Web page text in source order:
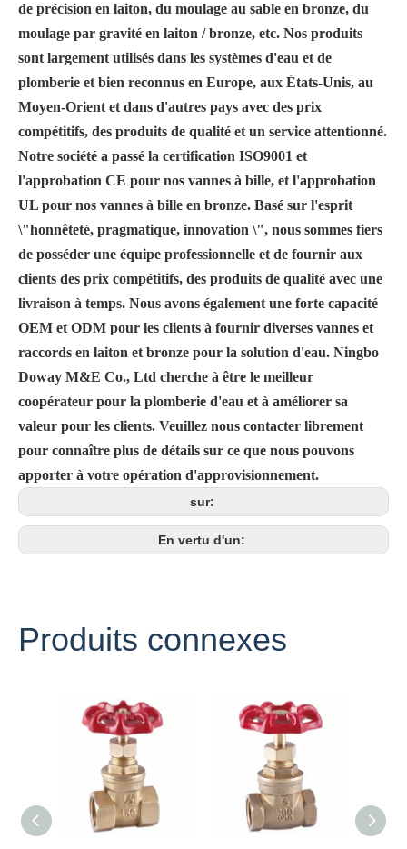
de précision en laiton, du moulage au sable en bronze, du
moulage par gravité en laiton / bronze, etc. Nos produits
sont largement utilisés dans les systèmes d'eau et de
plomberie et bien reconnus en Europe, aux États-Unis, au
Moyen-Orient et dans d'autres pays avec des prix
compétitifs, des produits de qualité et un service attentionné.
Notre société a passé la certification ISO9001 et
l'approbation CE pour nos vannes à bille, et l'approbation
UL pour nos vannes à bille en bronze. Basé sur l'esprit
\"honnêteté, pragmatique, innovation \", nous sommes fiers
de posséder une équipe professionnelle et de fournir aux
clients des prix compétitifs, des produits de qualité avec une
livraison à temps. Nous avons également une forte capacité
OEM et ODM pour les clients à fournir diverses vannes et
raccords en laiton et bronze pour la solution d'eau. Ningbo
Doway M&E Co., Ltd cherche à être le meilleur
coopérateur pour la plomberie d'eau et à améliorer sa
valeur pour les clients. Veuillez nous contacter librement
pour connaître plus de détails sur ce que nous pouvons
apporter à votre opération d'approvisionnement.
sur:
En vertu d'un:
Produits connexes